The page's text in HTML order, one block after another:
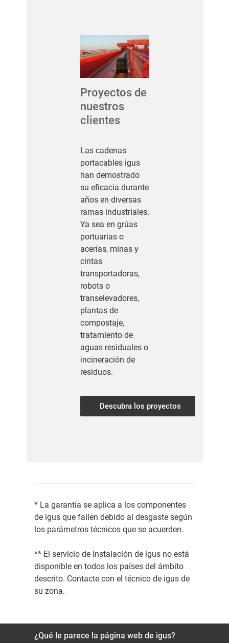
Proyectos de
nuestros
clientes
Las cadenas
portacables igus
han demostrado
su eficacia durante
años en diversas
ramas industriales.
Ya sea en grúas
portuarias o
acerías, minas y
cintas
transportadoras,
robots o
transelevadores,
plantas de
compostaje,
tratamiento de
aguas residuales o
incineración de
residuos.
Descubra los proyectos
* La garantía se aplica a los componentes
de igus que fallen debido al desgaste según
los parámetros técnicos que se acuerden.
** El servicio de instalación de igus no está
disponible en todos los países del ámbito
descrito. Contacte con el técnico de igus de
su zona.
¿Qué le parece la página web de igus?